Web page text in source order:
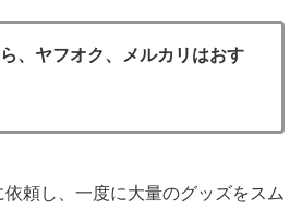
、ヤフオク、メルカリはおす
頼し、一度に大量のグッズをスム